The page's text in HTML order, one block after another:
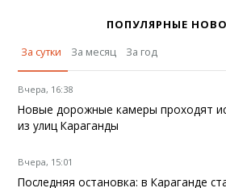
ПОПУЛЯРНЫЕ
За сутки
За месяц За год
Вчера, 16:38
Новые дорожные камеры проходят
из улиц Караганды
Вчера, 15:01
Последняя остановка: в Караганде